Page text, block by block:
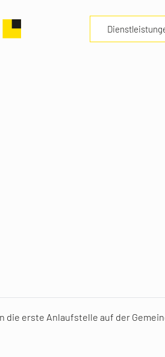
die erste Anlaufstelle auf der